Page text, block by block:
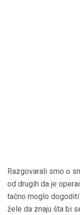
Razgovarali smo o
od drugih da je
tačno moglo
žele da znaju šta bi